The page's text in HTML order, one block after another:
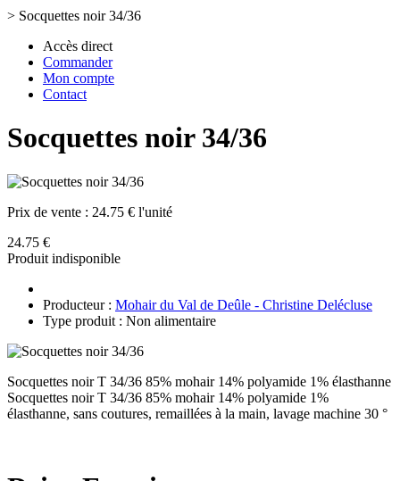
> Socquettes noir 34/36
Accès direct
Commander
Mon compte
Contact
Socquettes noir 34/36
Prix de vente : 24.75 € l'unité
24.75 €
Produit indisponible
Producteur : Mohair du Val de Deûle - Christine Delécluse
Type produit : Non alimentaire
Socquettes noir T 34/36 85% mohair 14% polyamide 1% élasthanne
Socquettes noir T 34/36 85% mohair 14% polyamide 1%
élasthanne, sans coutures, remaillées à la main, lavage machine 30 °